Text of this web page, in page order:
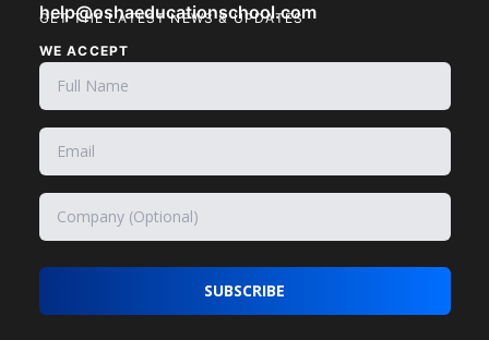
help@oshaeducationschool.com
WE ACCEPT
GET THE LATEST NEWS & UPDATES
SUBSCRIBE